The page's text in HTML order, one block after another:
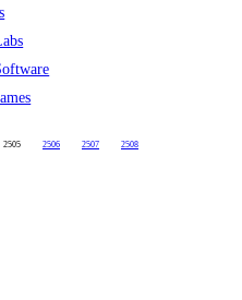
2505 2506 2507 2508